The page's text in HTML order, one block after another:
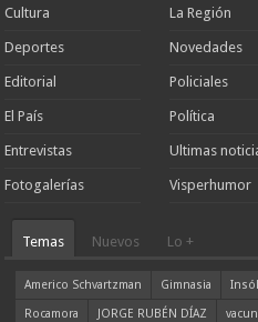
Cultura
Deportes
Editorial
El País
Entrevistas
Fotogalerías
La Región
Novedades
Policiales
Política
Ultimas
Visperhumor
Temas Nuevos Lo +
Americo Schvartzman Gimnasia
Rocamora
JORGE RUBÉN DÍAZ